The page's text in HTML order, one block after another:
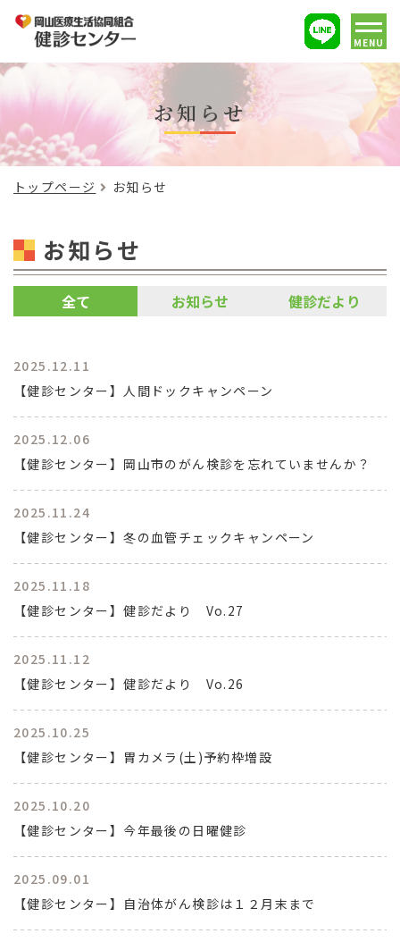
MENU
お知らせ
トップページ お知らせ
お知らせ
全て お知らせ 健診だより
2025.12.11
【健診センター】人間ドックキャンペーン
2025.12.06
【健診センター】岡山市のがん検診を忘れていませんか？
2025.11.24
【健診センター】冬の血管チェックキャンペーン
2025.11.18
【健診センター】健診だより Vo.27
2025.11.12
【健診センター】健診だより Vo.26
2025.10.25
【健診センター】胃カメラ(土)予約枠増設
2025.10.20
【健診センター】今年最後の日曜健診
2025.09.01
【健診センター】自治体がん検診は１２月末まで